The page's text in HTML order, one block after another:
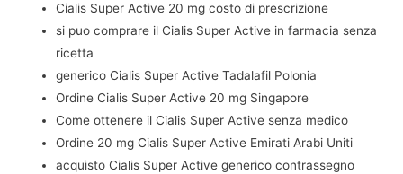
Cialis Super Active 20 mg costo di prescrizione
si puo comprare il Cialis Super Active in farmacia senza
ricetta
generico Cialis Super Active Tadalafil Polonia
Ordine Cialis Super Active 20 mg Singapore
Come ottenere il Cialis Super Active senza medico
Ordine 20 mg Cialis Super Active Emirati Arabi Uniti
acquisto Cialis Super Active generico contrassegno